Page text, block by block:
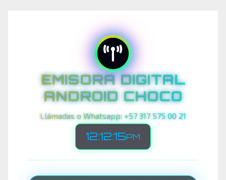
EMISORA DIGITAL
ANDROID CHOCO
Llámadas o Whatsapp: +57 317 575 00 21
12:12:17PM